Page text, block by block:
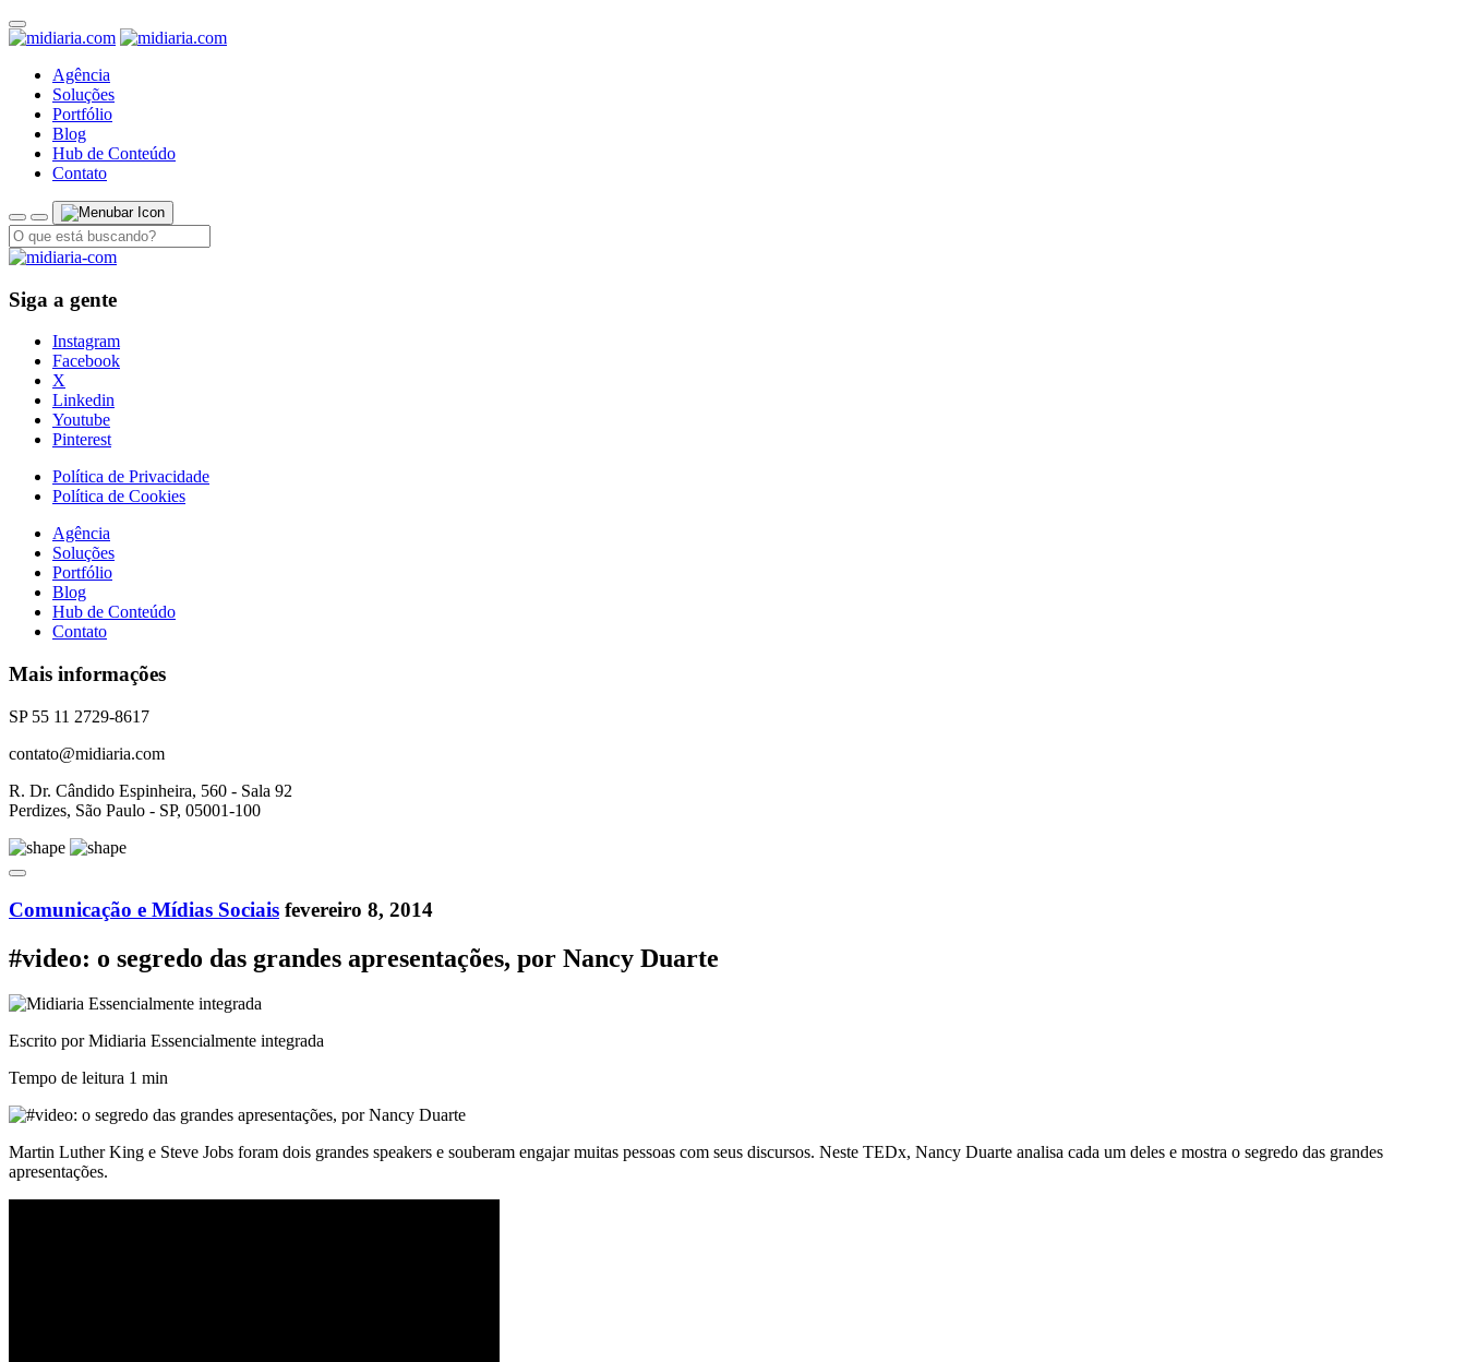
Agência
Soluções
Portfólio
Blog
Hub de Conteúdo
Contato
Siga a gente
Instagram
Facebook
X
Linkedin
Youtube
Pinterest
Política de Privacidade
Política de Cookies
Agência
Soluções
Portfólio
Blog
Hub de Conteúdo
Contato
Mais informações
SP 55 11 2729-8617
contato@midiaria.com
R. Dr. Cândido Espinheira, 560 - Sala 92
Perdizes, São Paulo - SP, 05001-100
Comunicação e Mídias Sociais fevereiro 8, 2014
#video: o segredo das grandes apresentações, por Nancy Duarte
Escrito por Midiaria Essencialmente integrada
Tempo de leitura 1 min
Martin Luther King e Steve Jobs foram dois grandes speakers e souberam engajar muitas pessoas com seus discursos. Neste TEDx, Nancy Duarte analisa cada um deles e mostra o segredo das grandes
apresentações.